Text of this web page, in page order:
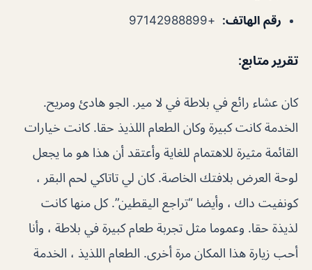
رقم الهاتف:
+97142988899
تقرير متابع:
كان عشاء رائع في بلاطة في لا مير. الجو هادئ ومريح.
الخدمة كانت كبيرة وكان الطعام اللذيذ حقا. كانت خيارات
القائمة مثيرة للاهتمام للغاية وأعتقد أن هذا هو ما يجعل
لوحة العرض بلافتك الخاصة. كان لي تاتاكي لحم البقر ،
كونفيت داك ، وأيضا “تراجع اليقطين”. كل منها كانت
لذيذة حقا. وعموما مثل تجربة طعام كبيرة في بلاطة ، وأنا
أحب زيارة هذا المكان مرة أخرى. الطعام اللذيذ ، الخدمة